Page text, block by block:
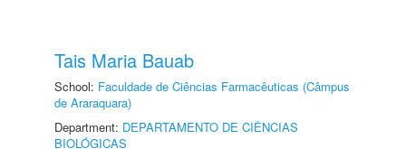
Tais Maria Bauab
School: Faculdade de Ciências Farmacêuticas (Câmpus
de Araraquara)
Department: DEPARTAMENTO DE CIÊNCIAS
BIOLÓGICAS